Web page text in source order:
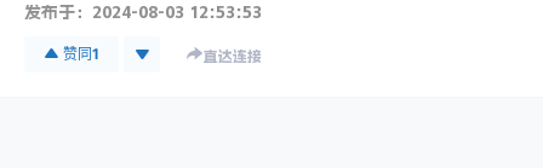
发布于： 2024-08-03 12:53:53
赞同1 直达连接